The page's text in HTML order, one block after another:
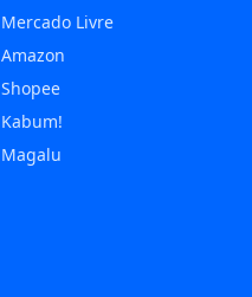
Mercado Livre
Amazon
Shopee
Kabum!
Magalu